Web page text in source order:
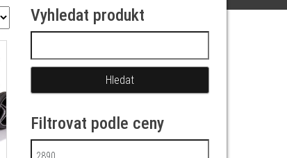
Vyhledat produkt
Filtrovat podle ceny
Minimální cena